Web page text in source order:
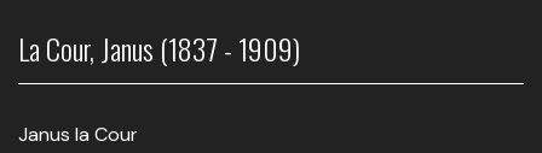
La Cour, Janus (1837 - 1909)
Janus la Cour